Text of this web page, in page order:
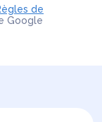
de
Google